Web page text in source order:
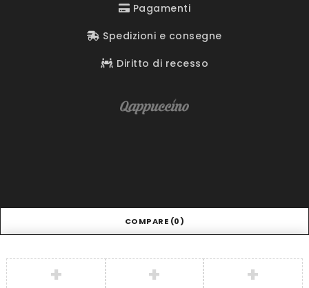
Pagamenti
Spedizioni e consegne
Diritto di recesso
COMPARE (0)